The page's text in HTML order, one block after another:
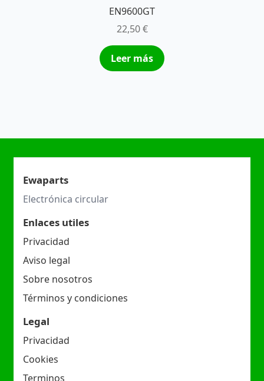
EN9600GT
22,50€
Leer más
Ewaparts
Electrónica circular
Enlaces utiles
Privacidad
Aviso legal
Sobre nosotros
Términos y condiciones
Legal
Privacidad
Cookies
Terminos